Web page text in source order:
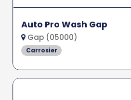
Auto Pro Wash Gap
Gap (05000)
Carrosier